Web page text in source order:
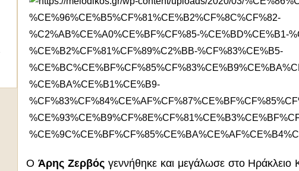
Ο Άρης Ζερβόςγεννήθηκε και μεγάλωσε στο Ηράκλειο